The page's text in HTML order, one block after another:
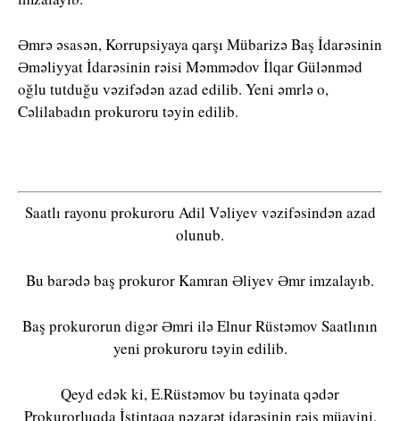
Əmrə əsasən, Korrupsiyaya qarşı Mübarizə Baş İdarəsinin
Əməliyyat İdarəsinin rəisi Məmmədov İlqar Gülənməd
oğlu tutduğu vəzifədən azad edilib. Yeni əmrlə o,
Cəlilabadın prokuroru təyin edilib.
Saatlı rayonu prokuroru Adil Vəliyev vəzifəsindən azad
olunub.
Bu barədə baş prokuror Kamran Əliyev Əmr imzalayıb.
Baş prokurorun digər Əmri ilə Elnur Rüstəmov Saatlının
yeni prokuroru təyin edilib.
Qeyd edək ki, E.Rüstəmov bu təyinata qədər
Prokurorluqda İstintaqa nəzarət idarəsinin rəis müavini,